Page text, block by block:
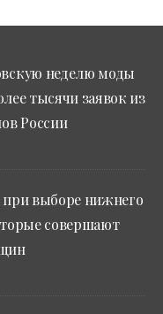
неделю моды
тысячи заявок из
России
выборе нижнего
совершают